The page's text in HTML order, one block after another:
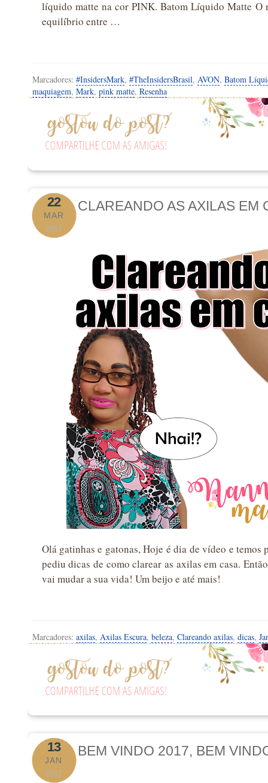
líquido matte na cor PINK. Batom Líquido Matte
equilíbrio entre …
Marcadores: #InsidersMark, #TheInsidersBrasil, AVON, Batom
maquiagem, Mark, pink matte, Resenha
22
MAR
2017
CLAREANDO AS AXILAS EM
Olá gatinhas e gatonas, Hoje é dia de vídeo e
pediu dicas de como clarear as axilas em casa.
vai mudar a sua vida! Um beijo e até mais!
Marcadores: axilas, Axilas Escura, beleza, Clareando axilas, dicas,
13
JAN
2017
BEM VINDO 2017, BEM